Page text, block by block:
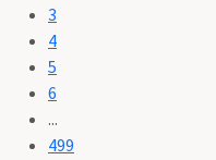
3
4
5
6
...
499